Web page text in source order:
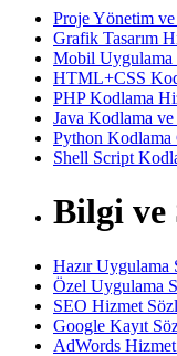
Proje Yönetim
Grafik Tasarım
Mobil Uygulama
HTML+CSS
PHP Kodlama
Java Kodlama ve
Python Kodlama
Shell Script
Bilgi ve
Hazır Uygulama
Özel Uygulama
SEO Hizmet
Google Kayıt
AdWords Hizmet